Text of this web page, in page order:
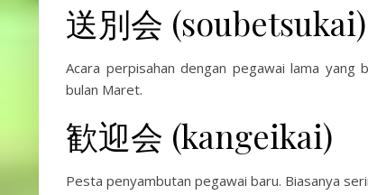
送別会 (soubetsukai)
Acara perpisahan dengan pegawai lama yang
bulan Maret.
歓迎会 (kangeikai)
Pesta penyambutan pegawai baru. Biasanya